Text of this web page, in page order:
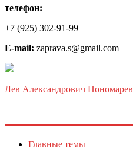
телефон:
+7 (925) 302-91-99
E-mail: zaprava.s@gmail.com
Лев Александрович Пономарев
Главные темы